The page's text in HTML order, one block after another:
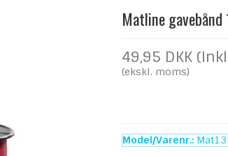
Matline
49,95 DKK
(ekskl. moms)
Model/Varenr.: